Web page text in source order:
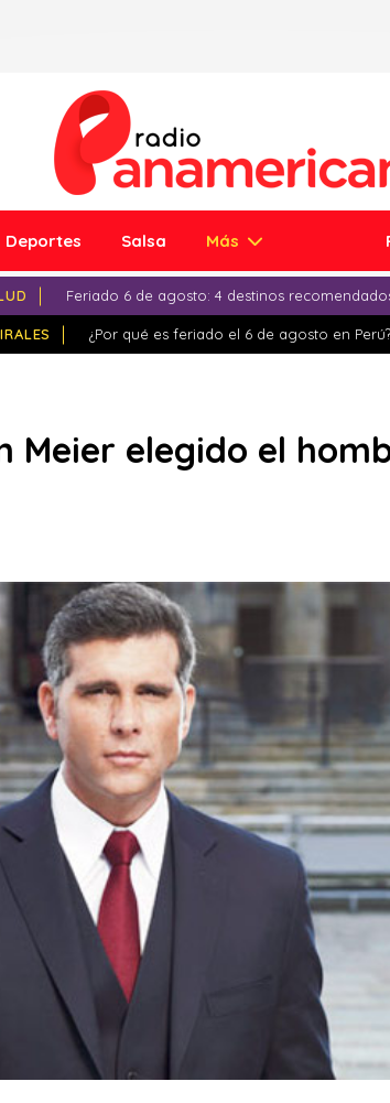
Deportes Salsa Más
Feriado 6 de agosto: 4 destinos
¿Por qué es feriado el 6 de agosto en
Meier elegido el